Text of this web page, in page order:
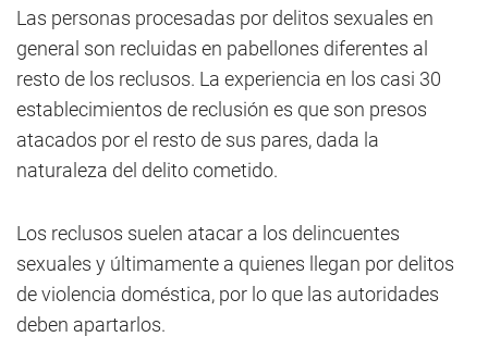
Las personas procesadas por delitos sexuales en
general son recluidas en pabellones diferentes al
resto de los reclusos. La experiencia en los casi 30
establecimientos de reclusión es que son presos
atacados por el resto de sus pares, dada la
naturaleza del delito cometido.
Los reclusos suelen atacar a los delincuentes
sexuales y últimamente a quienes llegan por delitos
de violencia doméstica, por lo que las autoridades
deben apartarlos.